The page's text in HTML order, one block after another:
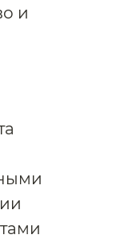
и